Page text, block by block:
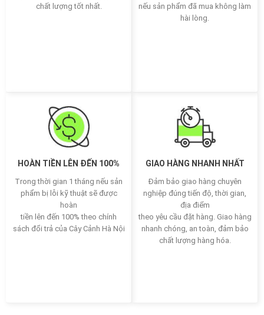
chất lượng tốt nhất.
nếu sản phẩm đã mua không làm
hài lòng.
HOÀN TIỀN LÊN ĐẾN 100%
Trong thời gian 1 tháng nếu sản
phẩm bị lỗi kỹ thuật sẽ được
hoàn
tiền lên đến 100% theo chính
sách đổi trả của Cây Cảnh Hà Nội
GIAO HÀNG NHANH NHẤT
Đảm bảo giao hàng chuyên
nghiệp đúng tiến độ, thời gian,
địa điểm
theo yêu cầu đặt hàng. Giao hàng
nhanh chóng, an toàn, đảm bảo
chất lượng hàng hóa.